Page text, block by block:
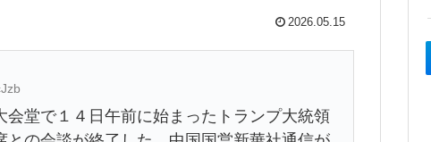
2026.05.15
堂で１４日午前に始まったトランプ大統領